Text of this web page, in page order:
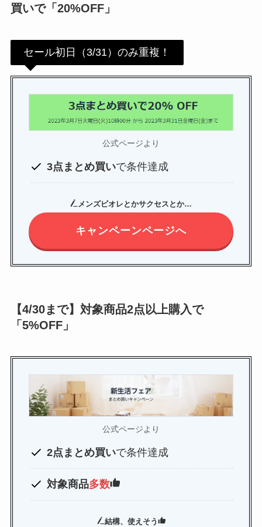
買いで「20%OFF」
セール初日（3/31）のみ重複！
公式ページより
3点まとめ買いで条件達成
メンズビオレとかサクセスとか…
キャンペーンページへ
【4/30まで】対象商品2点以上購入で
「5%OFF」
公式ページより
2点まとめ買いで条件達成
対象商品多数
結構、使えそう